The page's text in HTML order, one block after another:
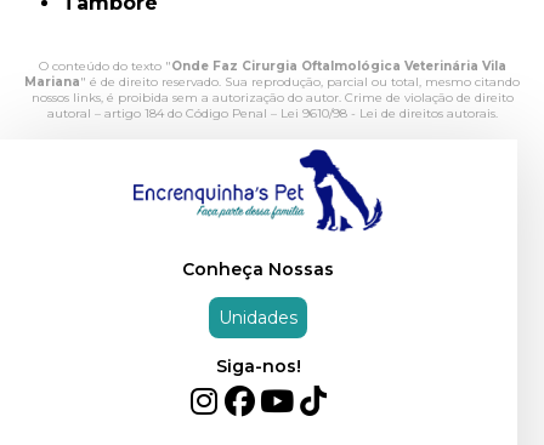
O conteúdo do texto "Onde Faz Cirurgia Oftalmológica Veterinária Vila
Mariana" é de direito reservado. Sua reprodução, parcial ou total, mesmo citando
nossos links, é proibida sem a autorização do autor. Crime de violação de direito
autoral – artigo 184 do Código Penal – Lei 9610/98 - Lei de direitos autorais.
Conheça Nossas
Unidades
Siga-nos!